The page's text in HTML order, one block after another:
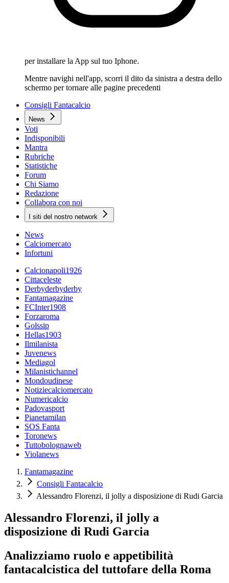
per installare la App sul tuo Iphone.
Mentre navighi nell'app, scorri il dito da sinistra a destra dello
schermo per tornare alle pagine precedenti
Consigli Fantacalcio
News
Voti
Indisponibili
Mantra
Rubriche
Statistiche
Forum
Chi Siamo
Redazione
Collabora con noi
I siti del nostro network
News
Calciomercato
Infortuni
Calcionapoli1926
Cittaceleste
Derbyderbyderby
Fantamagazine
FCInter1908
Forzaroma
Golssip
Hellas1903
Ilmilanista
Juvenews
Mediagol
Milanistichannel
Mondoudinese
Notiziecalciomercato
Numericalcio
Padovasport
Pianetamilan
SOS Fanta
Toronews
Tuttobolognaweb
Violanews
Fantamagazine
Consigli Fantacalcio
Alessandro Florenzi, il jolly a disposizione di Rudi Garcia
Alessandro Florenzi, il jolly a
disposizione di Rudi Garcia
Analizziamo ruolo e appetibilità
fantacalcistica del tuttofare della Roma